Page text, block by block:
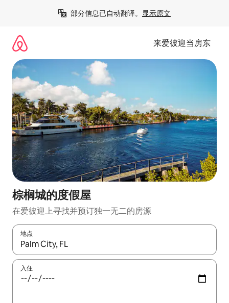
部分信息已自动翻译。 显示原文
来爱彼迎当房东
棕榈城的度假屋
在爱彼迎上寻找并预订独一无二的房源
地点
如有搜索结果，请使用上下方向键查看，或通过点击或滑动手势
入住